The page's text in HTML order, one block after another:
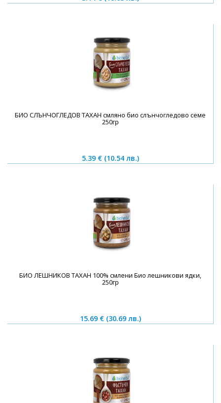
БИО СЛЪНЧОГЛЕДОВ ТАХАН смляно био слънчогледово семе
250гр
5.39 € (10.54 лв.)
БИО ЛЕШНИКОВ ТАХАН 100% смлени Био лешникови ядки,
250гр
15.69 € (30.69 лв.)